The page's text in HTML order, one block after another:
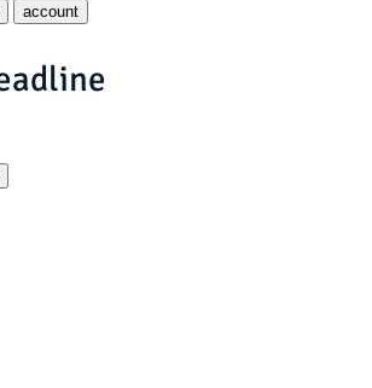
account